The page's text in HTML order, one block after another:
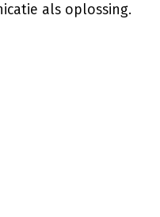
als oplossing.